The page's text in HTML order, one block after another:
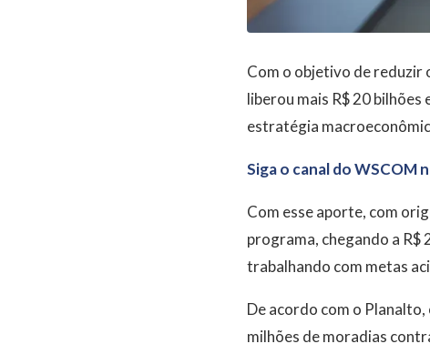
Com o objetivo de reduzir
liberou mais R$ 20 bilhões
estratégia
Siga o canal do WSCOM
Com esse aporte, com
programa, chegando a R$
trabalhando com metas
De acordo com o
milhões de moradias